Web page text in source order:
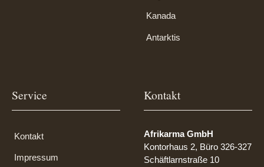
Kanada
Antarktis
Service
Kontakt
Impressum
Kontakt
Afrikarma GmbH
Kontorhaus 2, Büro 326-327
Schäftlarnstraße 10